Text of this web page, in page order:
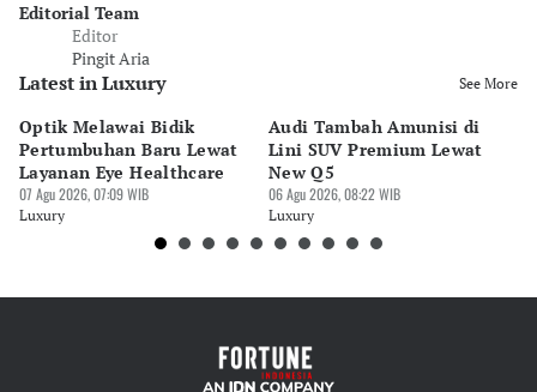
Editorial Team
Editor
Pingit Aria
Latest in Luxury See More
Optik Melawai Bidik
Pertumbuhan Baru Lewat
Layanan Eye Healthcare
07 Agu 2026, 07:09 WIB
Luxury
Audi Tambah Amunisi di
Lini SUV Premium Lewat
New Q5
06 Agu 2026, 08:22 WIB
Luxury